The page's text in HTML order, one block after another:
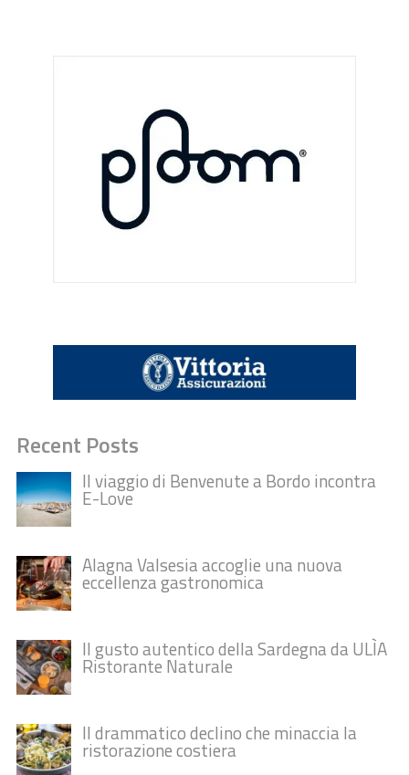
Recent Posts
Il viaggio di Benvenute a Bordo incontra
E-Love
Alagna Valsesia accoglie una nuova
eccellenza gastronomica
Il gusto autentico della Sardegna da ULÌA
Ristorante Naturale
Il drammatico declino che minaccia la
ristorazione costiera